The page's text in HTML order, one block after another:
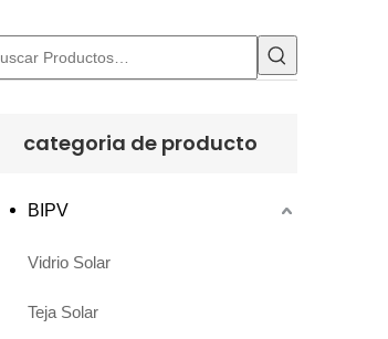
categoria de producto
BIPV
Vidrio Solar
Teja Solar